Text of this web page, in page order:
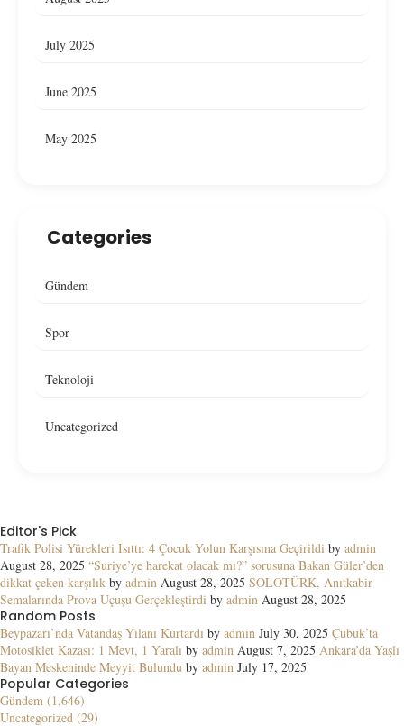
July 2025
June 2025
May 2025
Categories
Gündem
Spor
Teknoloji
Uncategorized
Editor's Pick
Trafik Polisi Yürekleri Isıttı: 4 Çocuk Yolun Karşısına Geçirildi by admin
August 28, 2025 “Suriye’ye harekat olacak mı?” sorusuna Bakan Güler’den
dikkat çeken karşılık by admin August 28, 2025 SOLOTÜRK, Anıtkabir
Semalarında Prova Uçuşu Gerçekleştirdi by admin August 28, 2025
Random Posts
Beypazarı’nda Vatandaş Yılanı Kurtardı by admin July 30, 2025 Çubuk’ta
Motosiklet Kazası: 1 Mevt, 1 Yaralı by admin August 7, 2025 Ankara’da Yaşlı
Bayan Meskeninde Meyyit Bulundu by admin July 17, 2025
Popular Categories
Gündem (1,646)
Uncategorized (29)